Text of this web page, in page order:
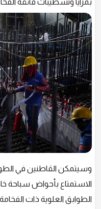
بمزايا وتشطيبات فائقة
وسيتمكن القاطنين في
الاستمتاع بأحواض سباحة
الطوابق العلوية ذات